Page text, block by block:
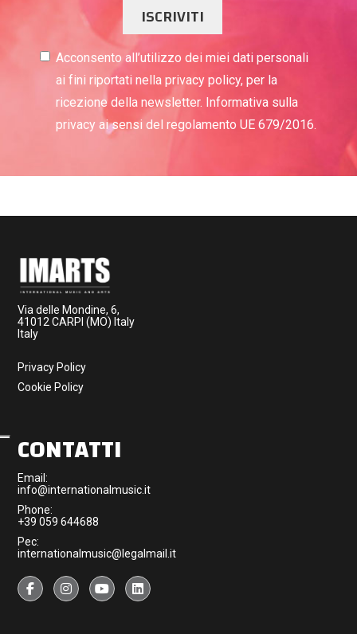
ISCRIVITI
Acconsento all’utilizzo dei miei dati personali
ai fini riportati nella privacy policy, per la
ricezione della newsletter. Informativa sulla
privacy ai sensi del regolamento UE 679/2016.
Via delle Mondine, 6,
41012 CARPI (MO) Italy
Italy
Privacy Policy
Cookie Policy
CONTATTI
Email:
info@internationalmusic.it
Phone:
+39 059 644688
Pec:
internationalmusic@legalmail.it